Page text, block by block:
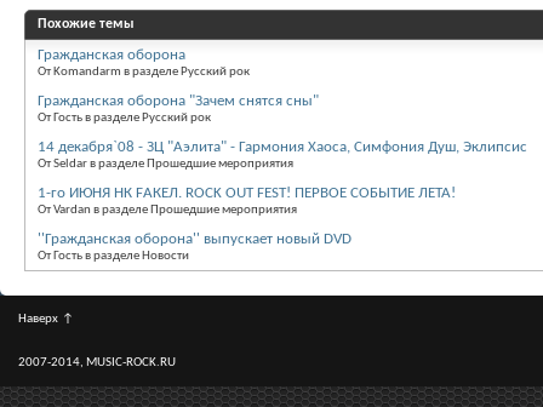
Похожие темы
Гражданская оборона
От Komandarm в разделе Русский рок
Гражданская оборона "Зачем снятся сны"
От Гость в разделе Русский рок
14 декабря`08 - ЗЦ "Аэлита" - Гармония Хаоса, Симфония Душ, Эклипсис
От Seldar в разделе Прошедшие мероприятия
1-го ИЮНЯ НК FАКЕЛ. ROCK OUT FEST! ПЕРВОЕ СОБЫТИЕ ЛЕТА!
От Vardan в разделе Прошедшие мероприятия
''Гражданская оборона'' выпускает новый DVD
От Гость в разделе Новости
Наверх ↑
2007-2014, MUSIC-ROCK.RU